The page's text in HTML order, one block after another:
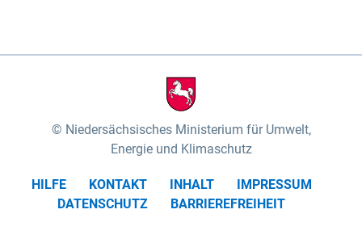
Niedersächsisches Ministerium für Umwelt,
Energie und Klimaschutz
HILFE KONTAKT INHALT
IMPRESSUM
DATENSCHUTZ
BARRIEREFREIHEIT